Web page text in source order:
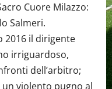
Cuore Milazzo:
Salmeri.
2016 il dirigente
irriguardoso,
dell’arbitro;
violento pugno al